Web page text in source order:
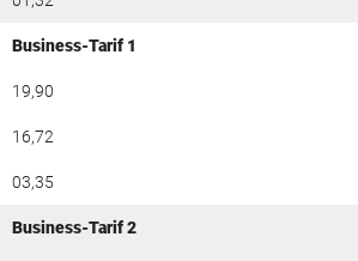
Business-Tarif 1
19,90
16,72
03,35
Business-Tarif 2